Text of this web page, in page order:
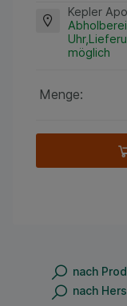
Kepler
möglich
Menge:
nach
nach